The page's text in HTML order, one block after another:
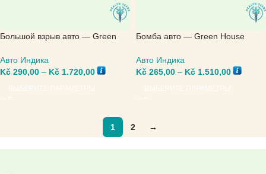
Большой взрыв авто — Green
Авто Индика
Kč 290,00 – Kč 1.720,00
ВЫБЕРИТЕ ПАРАМЕТРЫ
Бомба авто — Green House
Авто Индика
Kč 265,00 – Kč 1.510,00
ВЫБЕРИТЕ ПАРАМЕТРЫ
1 2 →